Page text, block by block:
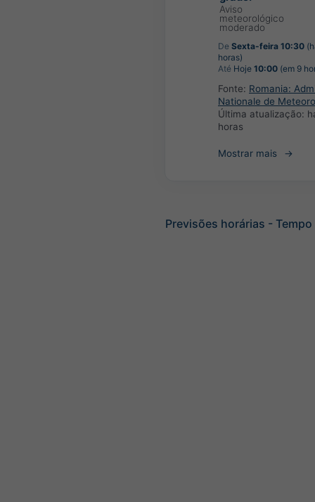
Aviso
meteorológico
moderado
De Sexta-feira 10:30
horas)
Até Hoje 10:00 (em 9
Fonte: Romania:
Nationale de
Última atualização:
horas
Mostrar mais
Previsões horárias - Tempo